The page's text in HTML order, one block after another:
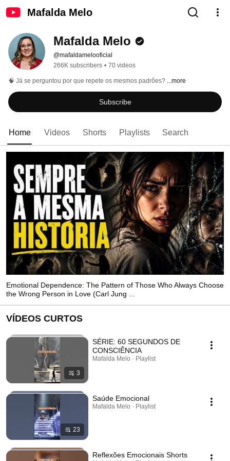
Mafalda Melo
Mafalda Melo
@mafaldamelooficial
266K subscribers • 70 videos
🧠 Já se perguntou por que repete os mesmos padrões? ...more
Subscribe
Home Videos Shorts Playlists Search
Emotional Dependence: The Pattern of Those Who Always Choose
the Wrong Person in Love (Carl Jung ...
VÍDEOS CURTOS
3
SÉRIE: 60 SEGUNDOS DE
CONSCIÊNCIA
Mafalda Melo · Playlist
23
Saúde Emocional
Mafalda Melo · Playlist
Reflexões Emocionais Shorts